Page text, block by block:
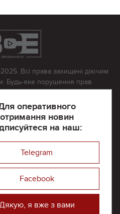
оперативного
отримання новин
на наш:
Telegram
Facebook
я вже з вами
Всі права захищені діючим
Будь-яке порушення прав
Будь-яке відтворення
письмово дозволу редакції.
усіх матеріалів, розміщених
містять посилання на інші
видання, несе редакційна
на сайті
та підтримується